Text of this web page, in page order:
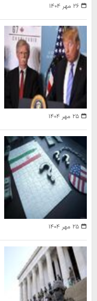
۲۶ مهر ۱۴۰۴
۲۵ مهر ۱۴۰۴
۲۵ مهر ۱۴۰۴